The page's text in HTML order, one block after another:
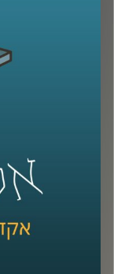
במשלים
לקרוא את
תכליתו
הגמול,
השכל
דוקטור
יהודית
קרדיט תמונות: